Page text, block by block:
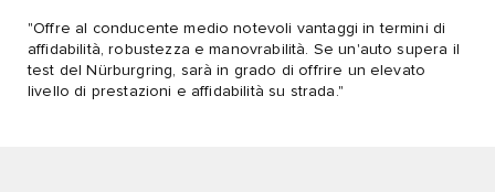
"Offre al conducente medio notevoli vantaggi in termini di
affidabilità, robustezza e manovrabilità. Se un'auto supera il
test del Nürburgring, sarà in grado di offrire un elevato
livello di prestazioni e affidabilità su strada."